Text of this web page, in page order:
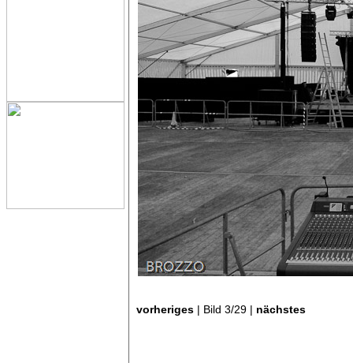
vorheriges | Bild 3/29 | nächstes